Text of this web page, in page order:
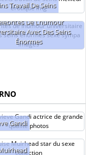
Travail De Seins
De Lhumour
Avec Des Seins
Énormes
Gandi